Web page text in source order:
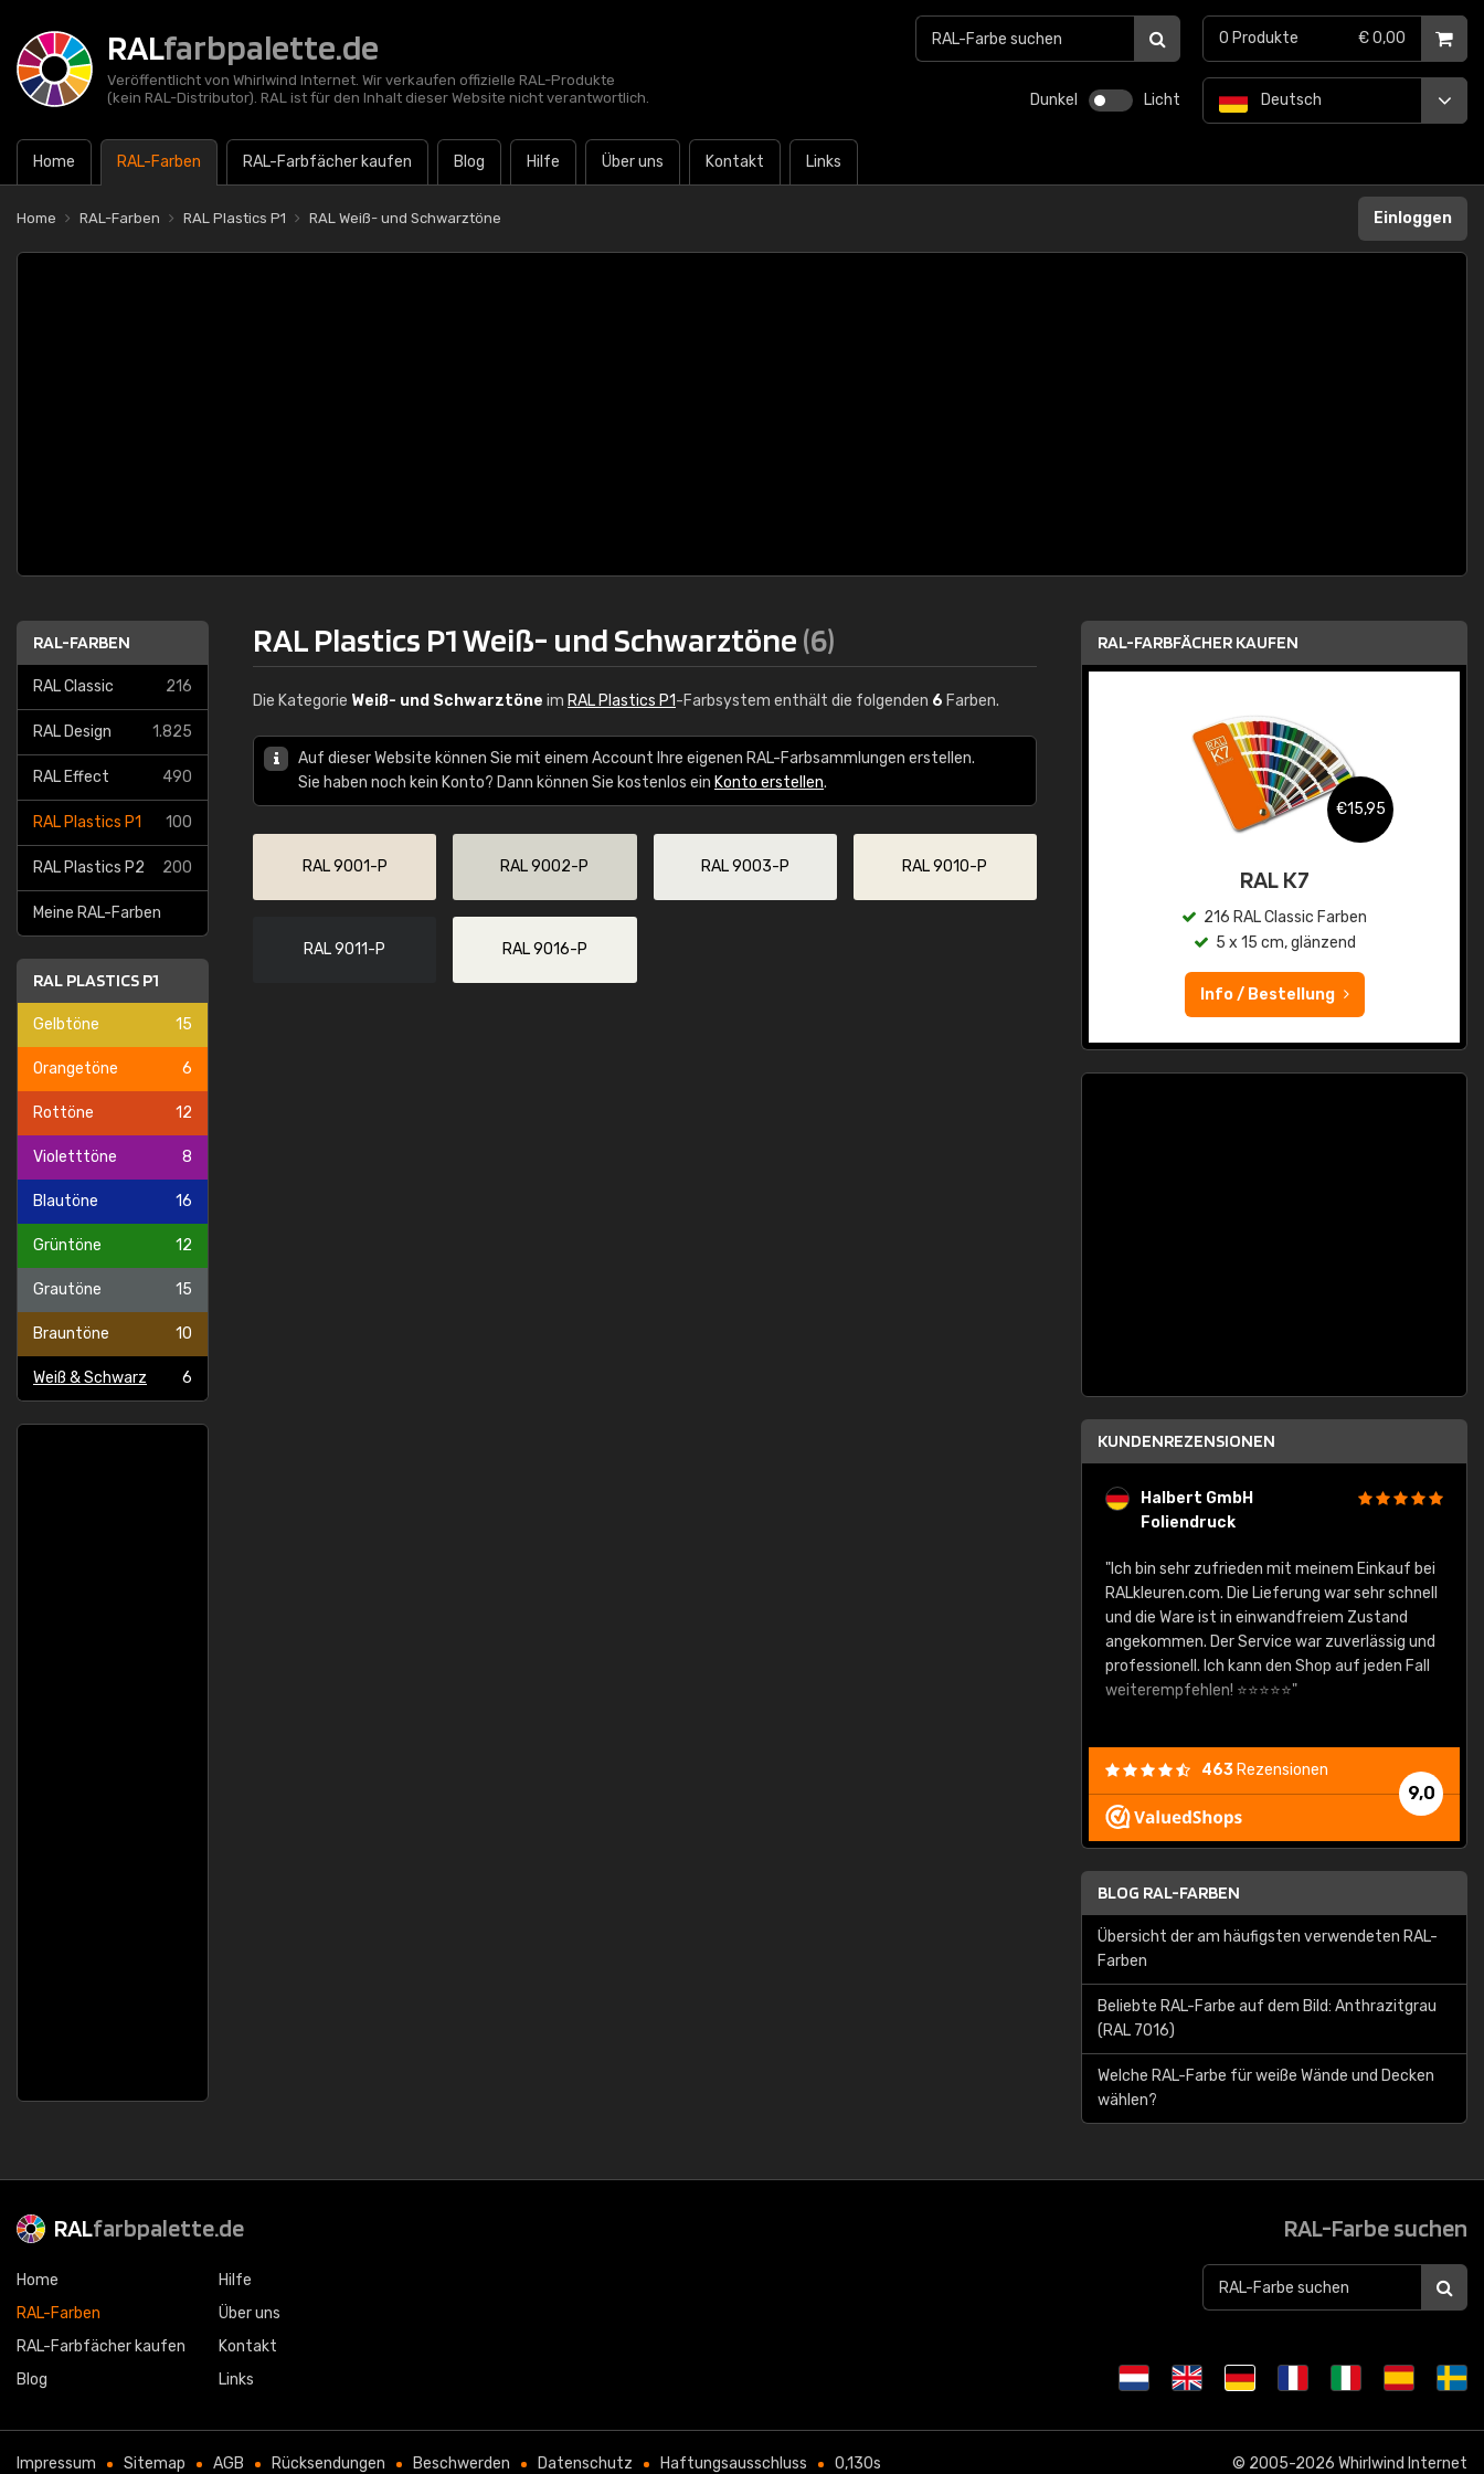
RALfarbpalette.de
Veröffentlicht von Whirlwind Internet. Wir verkaufen offizielle RAL-Produkte
(kein RAL-Distributor). RAL ist für den Inhalt dieser Website nicht verantwortlich.
Dunkel Licht
Home RAL-Farben RAL-Farbfächer kaufen Blog Hilfe Über uns Kontakt Links
Deutsch
0 Produkte € 0,00
Home RAL-Farben RAL Plastics P1 RAL Weiß- und Schwarztöne Einloggen
RAL-FARBEN
RAL Classic 216
RAL Design 1.825
RAL Effect 490
RAL Plastics P1 100
RAL Plastics P2 200
Meine RAL-Farben
RAL PLASTICS P1
Gelbtöne 15
Orangetöne 6
Rottöne 12
Violetttöne 8
Blautöne 16
Grüntöne 12
Grautöne 15
Brauntöne 10
Weiß & Schwarz 6
RAL Plastics P1 Weiß- und Schwarztöne(6)
Die Kategorie Weiß- und Schwarztöne im RAL Plastics P1-Farbsystem enthält die folgenden 6 Farben.
Auf dieser Website können Sie mit einem Account Ihre eigenen RAL-Farbsammlungen erstellen.
Sie haben noch kein Konto? Dann können Sie kostenlos ein Konto erstellen.
RAL 9001-P RAL 9002-P RAL 9003-P RAL 9010-P
RAL 9011-P RAL 9016-P
RAL-FARBFÄCHER KAUFEN
€15,95
RAL K7 auf Wasserbasis
€15,95
RAL K7
216 RAL Classic Farben
5 x 15 cm, glänzend
Info / Bestellung
KUNDENREZENSIONEN
Halbert GmbH
Foliendruck
"Ich bin sehr zufrieden mit meinem Einkauf bei
RALkleuren.com. Die Lieferung war sehr schnell
und die Ware ist in einwandfreiem Zustand
angekommen. Der Service war zuverlässig und
professionell. Ich kann den Shop auf jeden Fall
weiterempfehlen! ⭐⭐⭐⭐⭐"
9,0
463 Rezensionen
BLOG RAL-FARBEN
Übersicht der am häufigsten verwendeten RAL-
Farben
Beliebte RAL-Farbe auf dem Bild: Anthrazitgrau
(RAL 7016)
Welche RAL-Farbe für weiße Wände und Decken
wählen?
RALfarbpalette.de
Home
RAL-Farben
RAL-Farbfächer kaufen
Blog
Hilfe
Über uns
Kontakt
Links
RAL-Farbe suchen
Impressum Sitemap AGB Rücksendungen Beschwerden Datenschutz Haftungsausschluss 0,130s © 2005-2026 Whirlwind Internet